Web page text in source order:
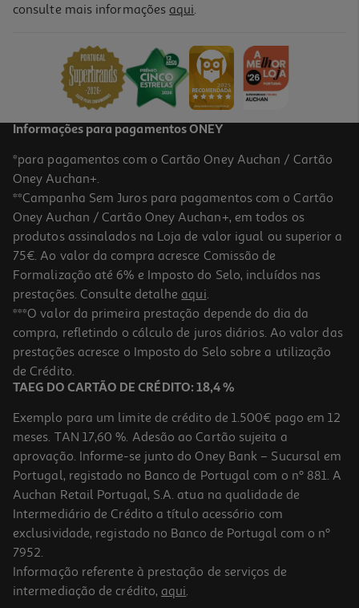
consulte mais informações aqui.
Informações para pagamentos ONEY
*para pagamentos com o Cartão Oney Auchan / Cartão
Oney Auchan+.
**Campanha Sem Juros para pagamentos com o Cartão
Oney Auchan / Cartão Oney Auchan+, em todos os
produtos assinalados na Loja de valor igual ou superior a
75€. Ao valor da compra acresce Comissão de
Formalização até 6% e Imposto do Selo, incluídos nas
prestações. Consulte detalhe aqui.
***O valor da primeira prestação depende do dia da
compra, refletindo o cálculo de juros diários. Ao valor das
prestações acresce o Imposto do Selo sobre a utilização
de Crédito.
TAEG DO CARTÃO DE CRÉDITO: 18,4 %
Exemplo para um limite de crédito de 1.500€ pago em 12
meses. TAN 17,60 %. Adesão ao Cartão sujeita a
aprovação. Informe-se junto do Oney Bank – Sucursal em
Portugal, registado no Banco de Portugal com o nº 881. A
Auchan Retail Portugal, S.A. atua na qualidade de
Intermediário de Crédito a título acessório com
exclusividade, registado no Banco de Portugal com o nº
7952.
Informação referente à prestação de serviços de
intermediação de crédito, aqui.